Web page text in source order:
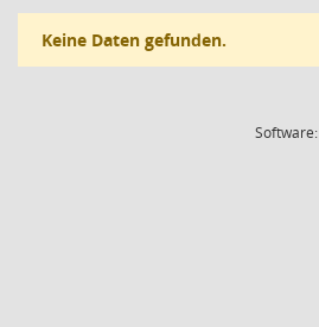
Keine Daten gefunden.
Software: